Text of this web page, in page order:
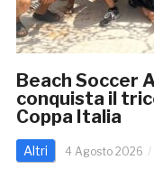
Beach Soccer
conquista il
Coppa Italia
Altri 4 Agosto 2026